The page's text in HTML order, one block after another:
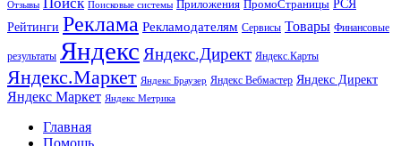
Отзывы
Поисковые системы Приложения ПромоСтраницы РСЯ
Рейтинги Реклама Рекламодателям Сервисы Товары Финансовые
результаты Яндекс Яндекс.Директ Яндекс.Карты
Яндекс.Маркет Яндекс Браузер Яндекс Вебмастер Яндекс Директ
Яндекс Маркет Яндекс Метрика
Главная
Помощь